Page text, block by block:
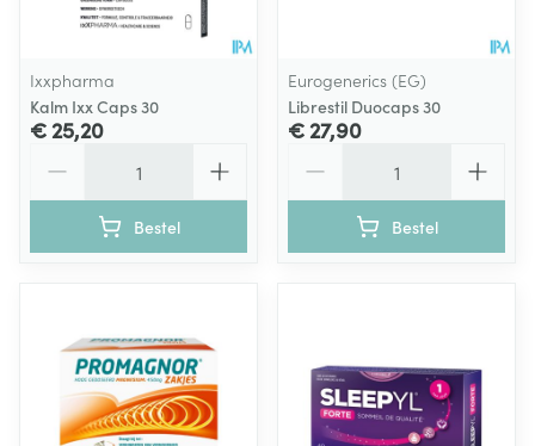
Ixxpharma
Kalm Ixx Caps 30
€ 25,20
Bestel
Eurogenerics (EG)
Librestil Duocaps 30
€ 27,90
Bestel